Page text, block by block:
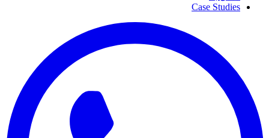
Case Studies